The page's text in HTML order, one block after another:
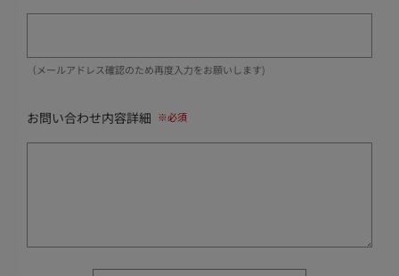
（メールアドレス確認のため再度入力をお願いします)
お問い合わせ内容詳細